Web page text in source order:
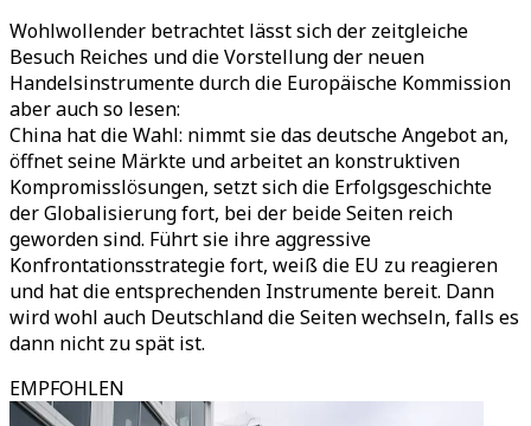
Wohlwollender betrachtet lässt sich der zeitgleiche
Besuch Reiches und die Vorstellung der neuen
Handelsinstrumente durch die Europäische Kommission
aber auch so lesen:
China hat die Wahl: nimmt sie das deutsche Angebot an,
öffnet seine Märkte und arbeitet an konstruktiven
Kompromisslösungen, setzt sich die Erfolgsgeschichte
der Globalisierung fort, bei der beide Seiten reich
geworden sind. Führt sie ihre aggressive
Konfrontationsstrategie fort, weiß die EU zu reagieren
und hat die entsprechenden Instrumente bereit. Dann
wird wohl auch Deutschland die Seiten wechseln, falls es
dann nicht zu spät ist.
EMPFOHLEN